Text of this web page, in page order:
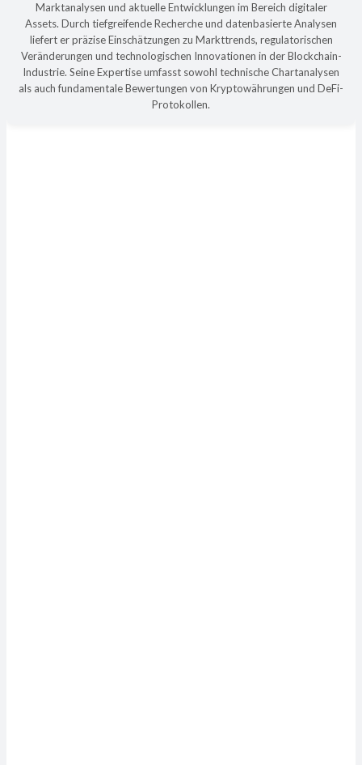
Marktanalysen und aktuelle Entwicklungen im Bereich digitaler
Assets. Durch tiefgreifende Recherche und datenbasierte Analysen
liefert er präzise Einschätzungen zu Markttrends, regulatorischen
Veränderungen und technologischen Innovationen in der Blockchain-
Industrie. Seine Expertise umfasst sowohl technische Chartanalysen
als auch fundamentale Bewertungen von Kryptowährungen und DeFi-
Protokollen.